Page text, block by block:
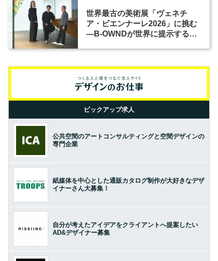
世界最古の美術展「ヴェネチ
ア・ビエンナーレ2026」に挑む
―B-OWNDが世界に提示する美
ピックアップ求人
公共空間のアートコンサルティングと空間デザインの
専門企業
紙媒体を中心とした通販カタログ制作が大好きなデザ
イナーさん大募集！
自分が考えたアイデアをクライアントへ提案したい
AD&デザイナー募集